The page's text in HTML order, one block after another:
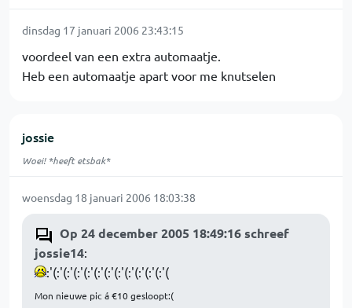
dinsdag 17 januari 2006 23:43:15
voordeel van een extra automaatje.
Heb een automaatje apart voor me knutselen
jossie
Woei! *heeft etsbak*
woensdag 18 januari 2006 18:03:38
Op 24 december 2005 18:49:16 schreef
jossie14:
:'(:'(:'(:'(:'(:'(:'(:'(:'(:'(:'(:'(
Mon nieuwe pic á €10 gesloopt:(